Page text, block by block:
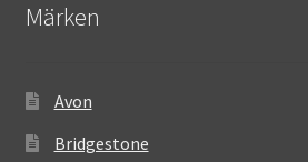
Märken
Avon
Bridgestone